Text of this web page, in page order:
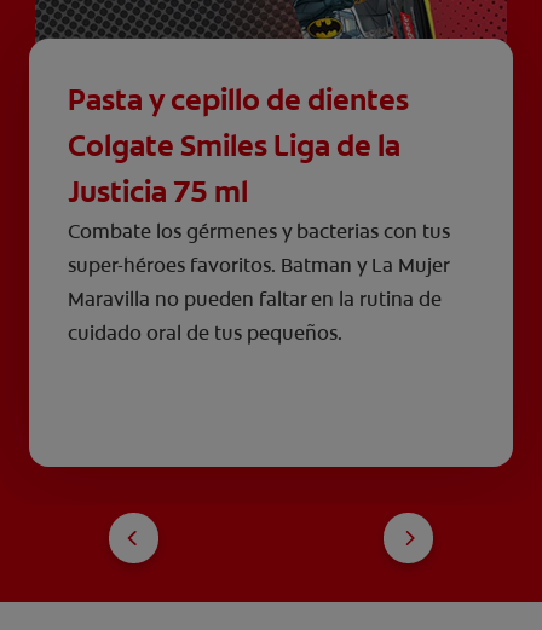
Pasta y cepillo de dientes
Colgate Smiles Liga de la
Justicia 75 ml
Combate los gérmenes y bacterias con tus
super-héroes favoritos. Batman y La Mujer
Maravilla no pueden faltar en la rutina de
cuidado oral de tus pequeños.